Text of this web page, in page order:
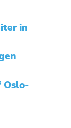
in
Oslo-